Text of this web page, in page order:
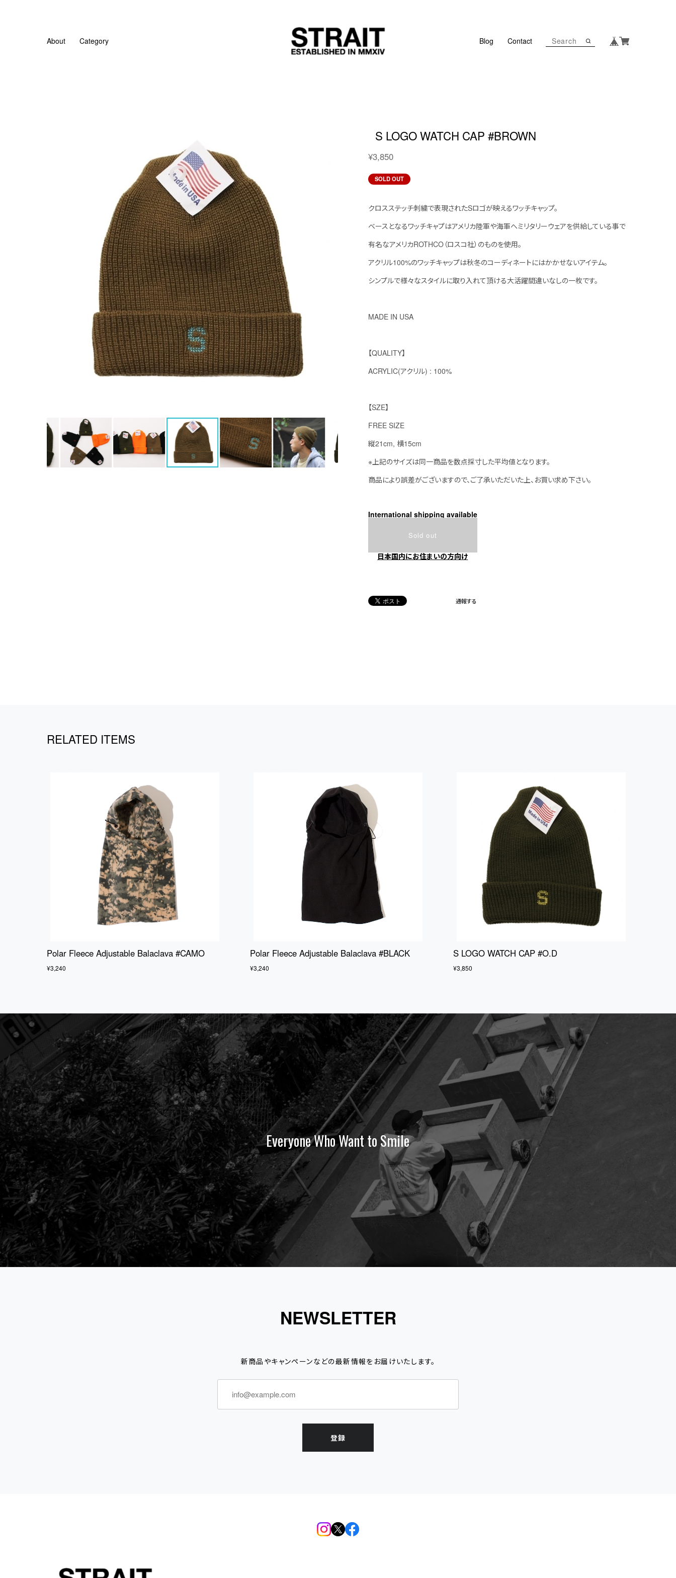
About Category Blog Contact
S LOGO WATCH CAP #BROWN
¥3,850
SOLD OUT
クロスステッチ刺繍で表現されたSロゴが映えるワッチキャップ。
ベースとなるワッチキャプはアメリカ陸軍や海軍へミリタリーウェアを供給している事で
有名なアメリカROTHCO（ロスコ社）のものを使用。
アクリル100%のワッチキャップは秋冬のコーディネートにはかかせないアイテム。
シンプルで様々なスタイルに取り入れて頂ける大活躍間違いなしの一枚です。
MADE IN USA
【QUALITY】
ACRYLIC(アクリル) : 100%
【SZE】
FREE SIZE
縦21cm, 横15cm
※上記のサイズは同一商品を数点採寸した平均値となります。
商品により誤差がございますので、ご了承いただいた上、お買い求め下さい。
International shipping available
Sold out
日本国内にお住まいの方向け
通報する
RELATED ITEMS
Polar Fleece Adjustable Balaclava #CAMO
¥3,240
Polar Fleece Adjustable Balaclava #BLACK
¥3,240
S LOGO WATCH CAP #O.D
¥3,850
Everyone Who Want to Smile
NEWSLETTER
新商品やキャンペーンなどの最新情報をお届けいたします。
登録